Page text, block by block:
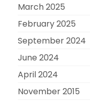
March 2025
February 2025
September 2024
June 2024
April 2024
November 2015